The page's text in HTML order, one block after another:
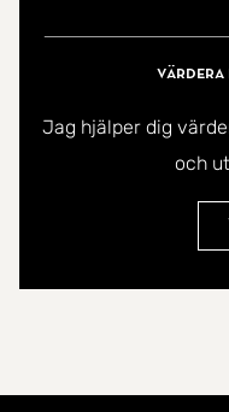
Värdera
Jag hjälper dig
och